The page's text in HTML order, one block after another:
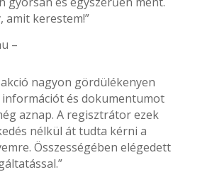
amit kerestem!”
–
nagyon gördülékenyen
és dokumentumot
aznap. A regisztrátor ezek
nélkül át tudta kérni a
Összességében elégedett